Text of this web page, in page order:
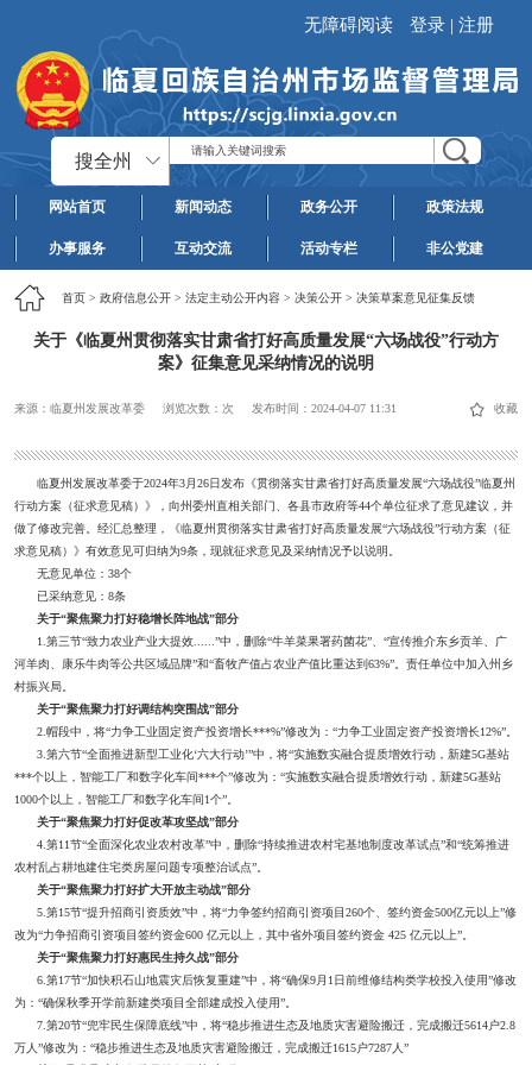
无障碍阅读 登录 | 注册
搜全州
网站首页 新闻动态 政务公开 政策法规
办事服务 互动交流 活动专栏 非公党建
首页> 政府信息公开> 法定主动公开内容> 决策公开> 决策草案意见征集反馈
关于《临夏州贯彻落实甘肃省打好高质量发展“六场战役”行动方
案》征集意见采纳情况的说明
来源：临夏州发展改革委 浏览次数： 次 发布时间： 2024-04-07 11:31 收藏
临夏州发展改革委于2024年3月26日发布《贯彻落实甘肃省打好高质量发展“六场战役”临夏州
行动方案（征求意见稿）》，向州委州直相关部门、各县市政府等44个单位征求了意见建议，并
做了修改完善。经汇总整理，《临夏州贯彻落实甘肃省打好高质量发展“六场战役”行动方案（征
求意见稿）》有效意见可归纳为9条，现就征求意见及采纳情况予以说明。
无意见单位：38个
已采纳意见：8条
关于“聚焦聚力打好稳增长阵地战”部分
1.第三节“致力农业产业大提效......”中，删除“牛羊菜果署药菌花”、“宣传推介东乡贡羊、广
河羊肉、康乐牛肉等公共区域品牌”和“畜牧产值占农业产值比重达到63%”。责任单位中加入州乡
村振兴局。
关于“聚焦聚力打好调结构突围战”部分
2.帽段中，将“力争工业固定资产投资增长***%”修改为：“力争工业固定资产投资增长12%”。
3.第六节“全面推进新型工业化‘六大行动’”中，将“实施数实融合提质增效行动，新建5G基站
***个以上，智能工厂和数字化车间***个”修改为：“实施数实融合提质增效行动，新建5G基站
1000个以上，智能工厂和数字化车间1个”。
关于“聚焦聚力打好促改革攻坚战”部分
4.第11节“全面深化农业农村改革”中，删除“持续推进农村宅基地制度改革试点”和“统筹推进
农村乱占耕地建住宅类房屋问题专项整治试点”。
关于“聚焦聚力打好扩大开放主动战”部分
5.第15节“提升招商引资质效”中，将“力争签约招商引资项目260个、签约资金500亿元以上”修
改为“力争招商引资项目签约资金600 亿元以上，其中省外项目签约资金 425 亿元以上”。
关于“聚焦聚力打好惠民生持久战”部分
6.第17节“加快积石山地震灾后恢复重建”中，将“确保9月1日前维修结构类学校投入使用”修改
为：“确保秋季开学前新建类项目全部建成投入使用”。
7.第20节“兜牢民生保障底线”中，将“稳步推进生态及地质灾害避险搬迁，完成搬迁5614户2.8
万人”修改为：“稳步推进生态及地质灾害避险搬迁，完成搬迁1615户7287人”